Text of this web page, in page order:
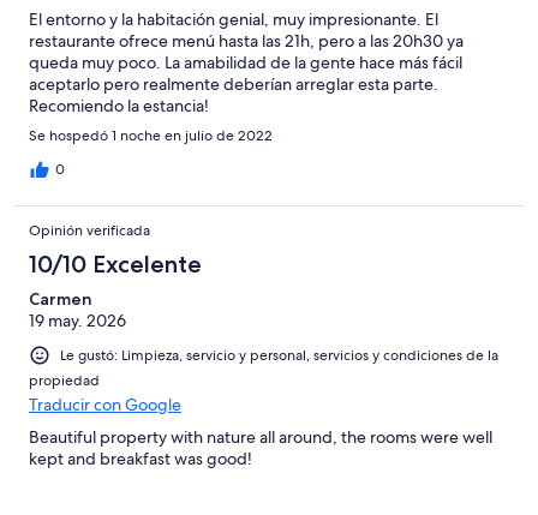
El entorno y la habitación genial, muy impresionante. El
restaurante ofrece menú hasta las 21h, pero a las 20h30 ya
queda muy poco. La amabilidad de la gente hace más fácil
aceptarlo pero realmente deberían arreglar esta parte.
Recomiendo la estancia!
Se hospedó 1 noche en julio de 2022
0
Opinión verificada
10/10 Excelente
Carmen
19 may. 2026
Le gustó: Limpieza, servicio y personal, servicios y condiciones de la
propiedad
Traducir con Google
Beautiful property with nature all around, the rooms were well
kept and breakfast was good!